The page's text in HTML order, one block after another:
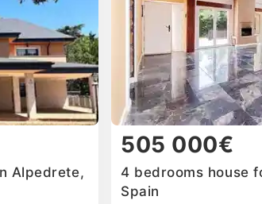
Alpedrete,
505 000€
4 bedrooms house
Spain